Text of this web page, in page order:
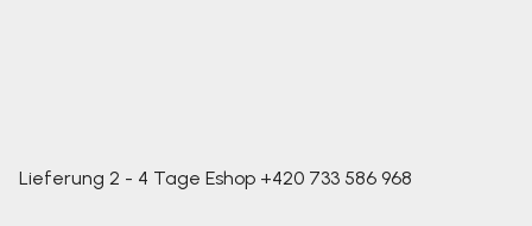
Lieferung 2 - 4 Tage Eshop +420 733 586 968